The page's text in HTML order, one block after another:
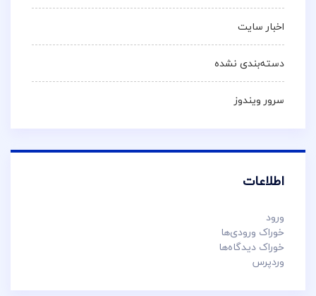
اخبار سایت
دسته‌بندی نشده
سرور ویندوز
اطلاعات
ورود
خوراک ورودی‌ها
خوراک دیدگاه‌ها
وردپرس